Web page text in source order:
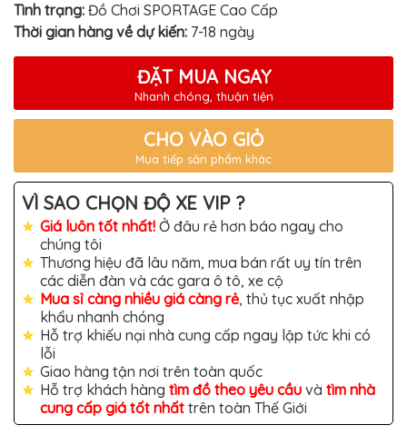
PEUGEOT
Ô
TÔ
XE
HƠI
MỚI
NHẤT
ĐỒ
CHƠI
XE
HƠI
CAO
CẤP
ĐỒ
CHƠI
XE
MÁY
DÁN
Tình trạng: Đồ Chơi SPORTAGE Cao Cấp
Thời gian hàng về dự kiến: 7-18 ngày
ĐẶT MUA NGAY
Nhanh chóng, thuận tiện
CHO VÀO GIỎ
Mua tiếp sản phẩm khác
VÌ SAO CHỌN ĐỘ XE VIP ?
Giá luôn tốt nhất! Ở đâu rẻ hơn báo ngay cho
chúng tôi
Thương hiệu đã lâu năm, mua bán rất uy tín trên
các diễn đàn và các gara ô tô, xe cộ
Mua sỉ càng nhiều giá càng rẻ, thủ tục xuất nhập
khẩu nhanh chóng
Hỗ trợ khiếu nại nhà cung cấp ngay lập tức khi có
lỗi
Giao hàng tận nơi trên toàn quốc
Hỗ trợ khách hàng tìm đồ theo yêu cầu và tìm nhà
cung cấp giá tốt nhất trên toàn Thế Giới